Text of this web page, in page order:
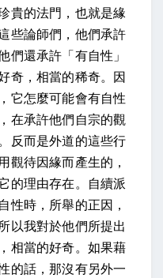
貴的法門，也就是緣
些論師們，他們承許
們還承許「有自性」
奇，相當的稀奇。因
它怎麼可能會有自性
在承許他們自宗的觀
反而是外道的這些行
觀待因緣而產生的，
的理由存在。自續派
性時，所舉的正因，
以我對於他們所提出
相當的好奇。如果藉
的話，那沒有另外一